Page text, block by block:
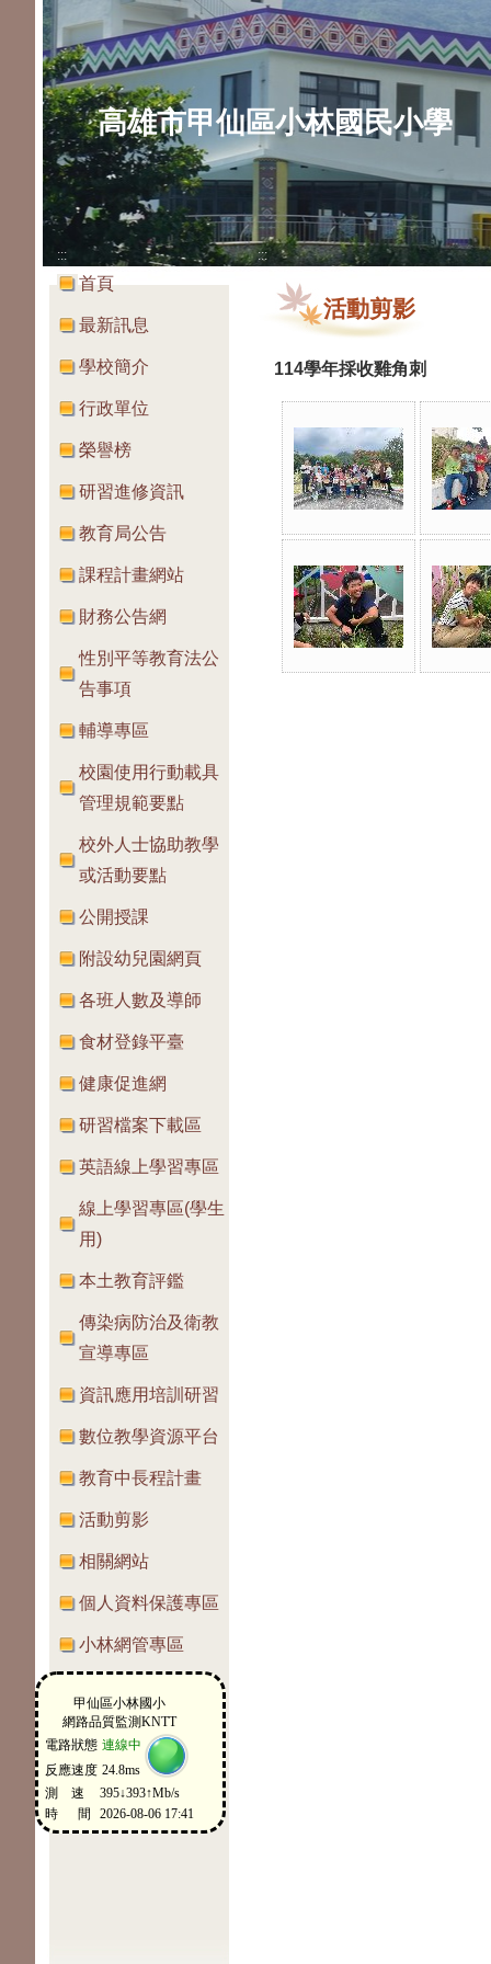
高雄市甲仙區小林國民小學
:::
首頁
最新訊息
學校簡介
行政單位
榮譽榜
研習進修資訊
教育局公告
課程計畫網站
財務公告網
性別平等教育法公
告事項
輔導專區
校園使用行動載具
管理規範要點
校外人士協助教學
或活動要點
公開授課
附設幼兒園網頁
各班人數及導師
食材登錄平臺
健康促進網
研習檔案下載區
英語線上學習專區
線上學習專區(學生
用)
本土教育評鑑
傳染病防治及衛教
宣導專區
資訊應用培訓研習
數位教學資源平台
教育中長程計畫
活動剪影
相關網站
個人資料保護專區
小林網管專區
:::
活動剪影
114學年採收雞角刺